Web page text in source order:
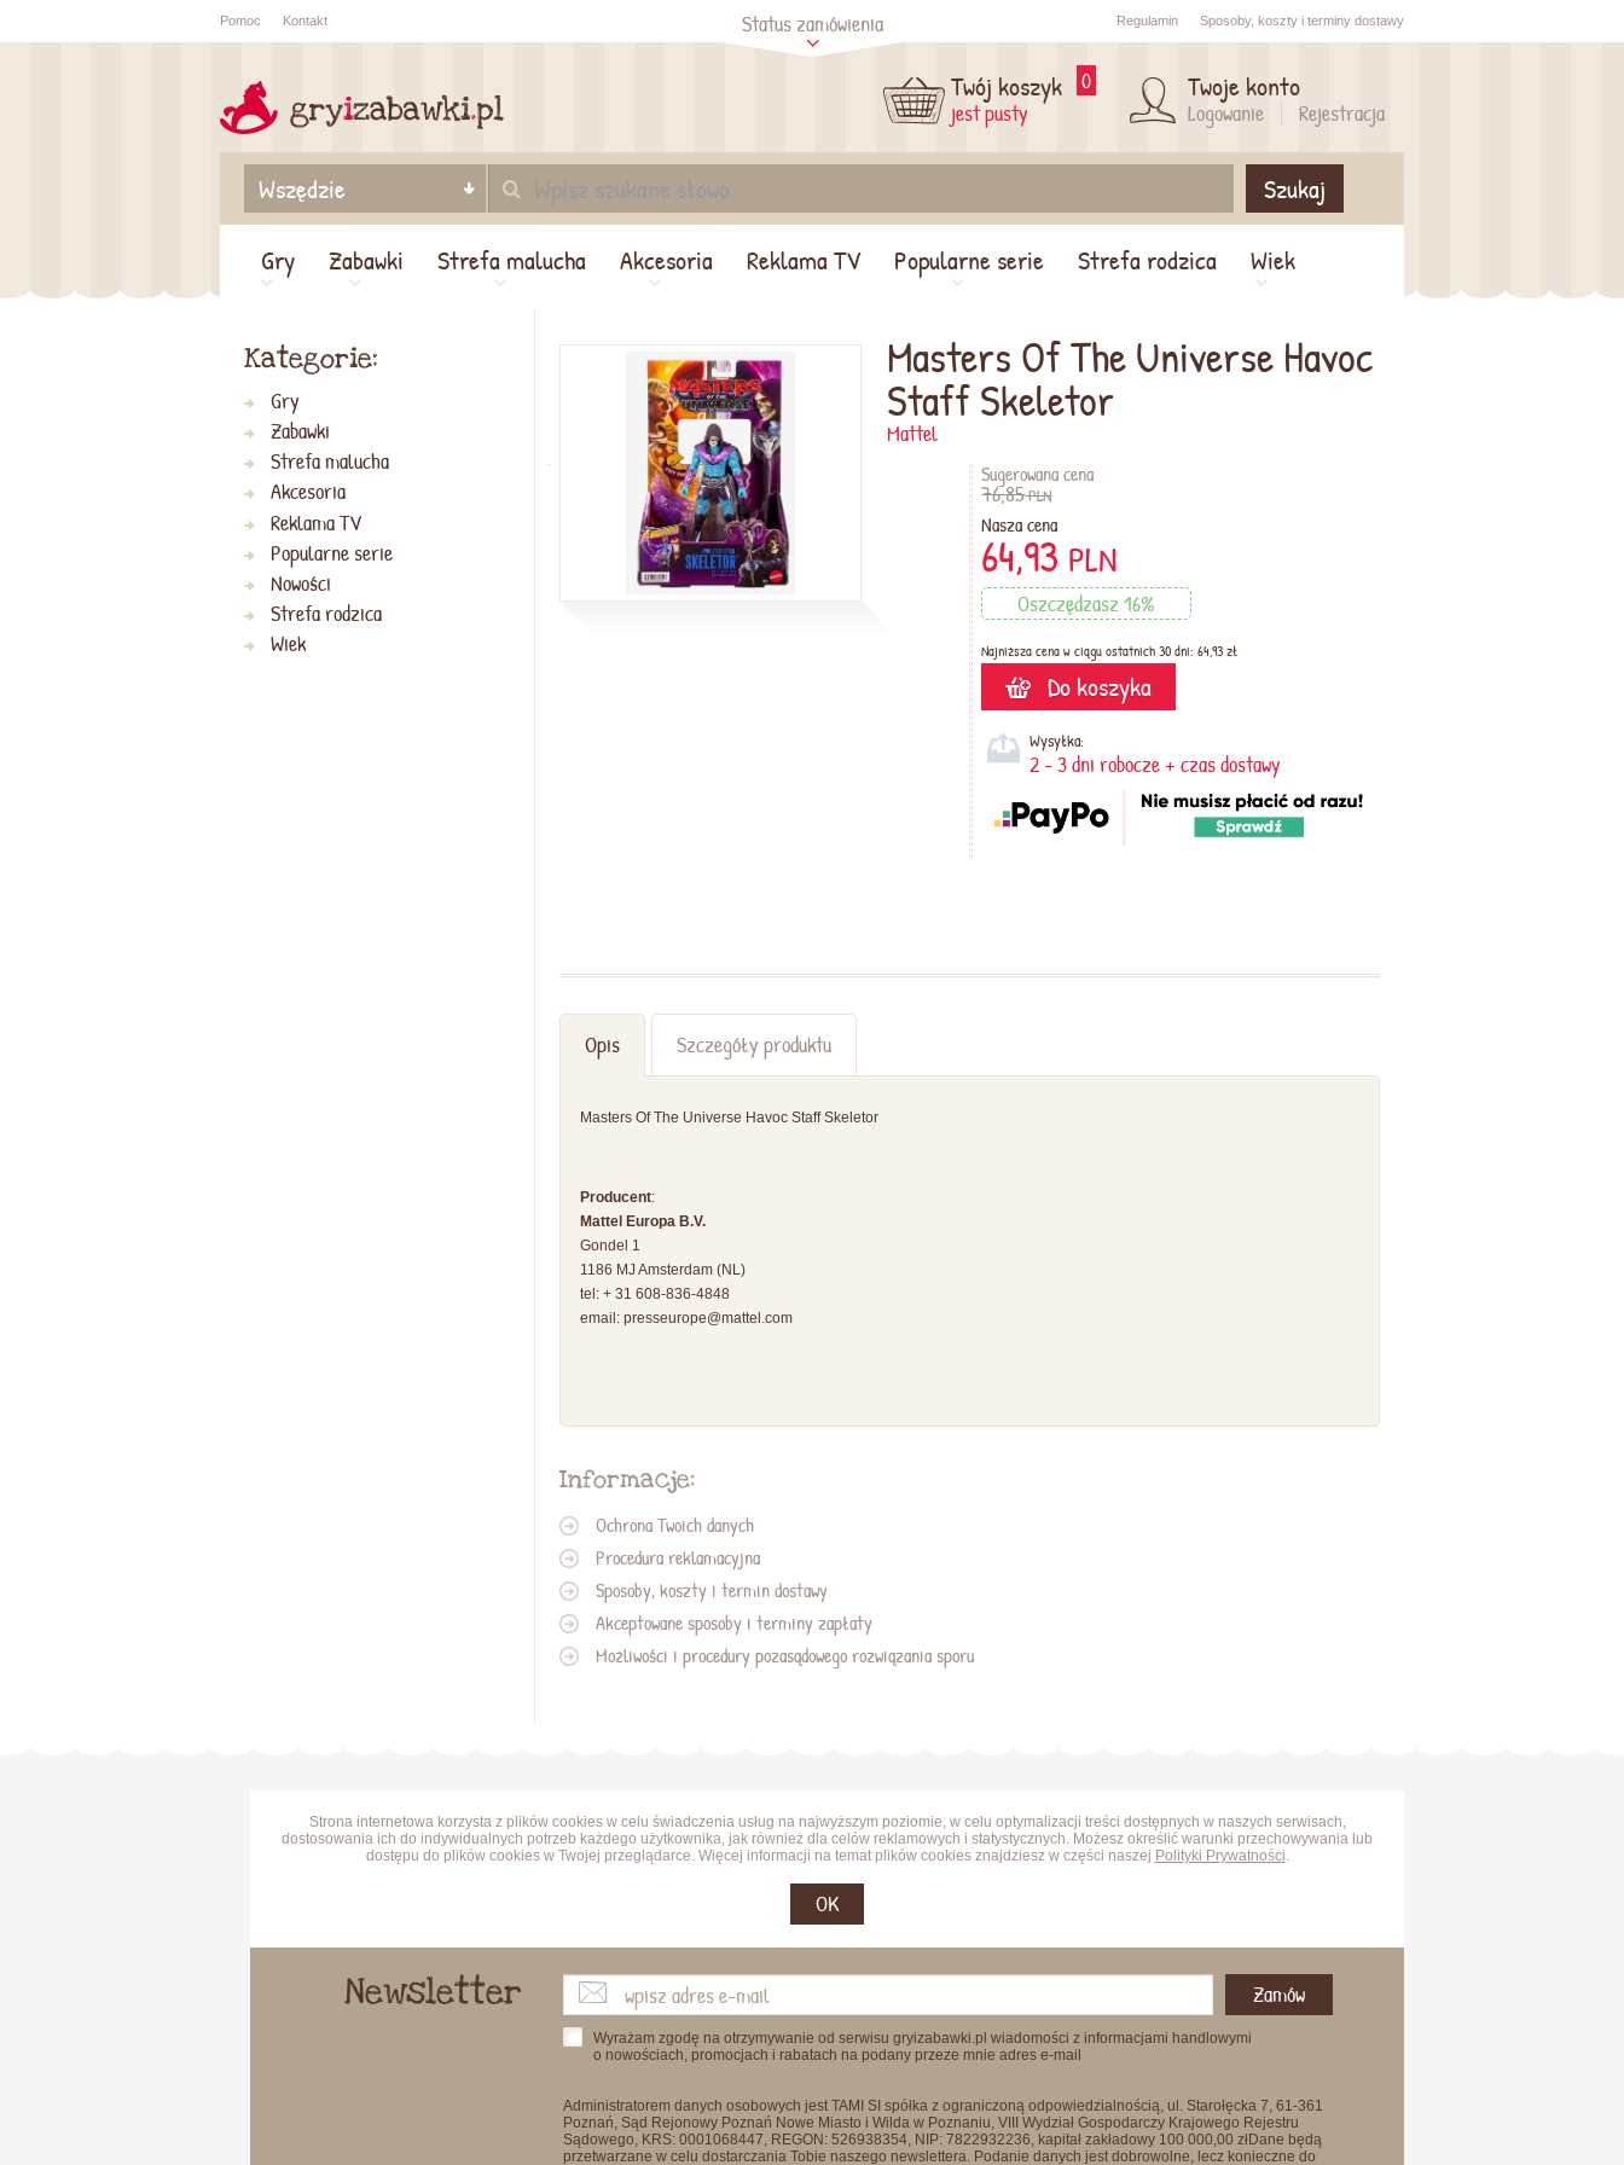
Sprawdź status Sprawdź
Pomoc Kontakt Status zamówienia Regulamin Sposoby, koszty i terminy dostawy
Twój koszyk
jest pusty
0 Twoje konto
Logowanie Rejestracja
Szukaj
Gry
Zabawki Strefa malucha Akcesoria Reklama TV Popularne serie Strefa rodzica Wiek
Masters Of The Universe Havoc
Staff Skeletor
Mattel
Sugerowana cena
76,85PLN
Nasza cena
64,93 PLN
Oszczędzasz 16%
Najniższa cena w ciągu ostatnich 30 dni: 64,93 zł
Do koszyka
Wysyłka:
2 - 3 dni robocze + czas dostawy
Opis Szczegóły produktu
Masters Of The Universe Havoc Staff Skeletor
Producent:
Mattel Europa B.V.
Gondel 1
1186 MJ Amsterdam (NL)
tel: + 31 608-836-4848
email: presseurope@mattel.com
Informacje:
Ochrona Twoich danych
Procedura reklamacyjna
Sposoby, koszty i termin dostawy
Akceptowane sposoby i terminy zapłaty
Możliwości i procedury pozasądowego rozwiązania sporu
Kategorie:
Gry
Zabawki
Strefa malucha
Akcesoria
Reklama TV
Popularne serie
Nowości
Strefa rodzica
Wiek
Strona internetowa korzysta z plików cookies w celu świadczenia usług na najwyższym poziomie, w celu optymalizacji treści dostępnych w naszych serwisach,
dostosowania ich do indywidualnych potrzeb każdego użytkownika, jak również dla celów reklamowych i statystycznych. Możesz określić warunki przechowywania lub
dostępu do plików cookies w Twojej przeglądarce. Więcej informacji na temat plików cookies znajdziesz w części naszej Polityki Prywatności.
OK
Newsletter Zamów
Wyrażam zgodę na otrzymywanie od serwisu gryizabawki.pl wiadomości z informacjami handlowymi
o nowościach, promocjach i rabatach na podany przeze mnie adres e-mail
Administratorem danych osobowych jest TAMI SI spółka z ograniczoną odpowiedzialnością, ul. Starołęcka 7, 61-361
Poznań, Sąd Rejonowy Poznań Nowe Miasto i Wilda w Poznaniu, VIII Wydział Gospodarczy Krajowego Rejestru
Sądowego, KRS: 0001068447, REGON: 526938354, NIP: 7822932236, kapitał zakładowy 100 000,00 złDane będą
przetwarzane w celu dostarczania Tobie naszego newslettera. Podanie danych jest dobrowolne, lecz konieczne do